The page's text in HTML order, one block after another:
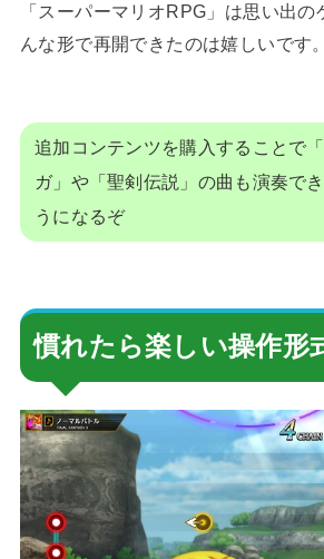
「スーパーマリオRPG」は思い出の
んな形で再開できたのは嬉しいです。
追加コンテンツを購入することで
ガ」や「聖剣伝説」の曲も演奏で
うになるぞ
慣れたら楽しい操作形